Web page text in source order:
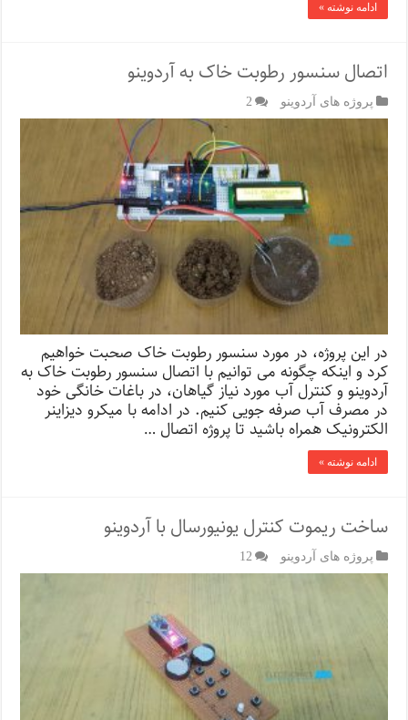
ادامه نوشته »
اتصال سنسور رطوبت خاک به آردوینو
پروژه های آردوینو 2
در این پروژه، در مورد سنسور رطوبت خاک صحبت خواهیم
کرد و اینکه چگونه می توانیم با اتصال سنسور رطوبت خاک به
آردوینو و کنترل آب مورد نیاز گیاهان، در باغات خانگی خود
در مصرف آب صرفه جویی کنیم. در ادامه با میکرو دیزاینر
الکترونیک همراه باشید تا پروژه اتصال …
ادامه نوشته »
ساخت ریموت کنترل یونیورسال با آردوینو
پروژه های آردوینو 12